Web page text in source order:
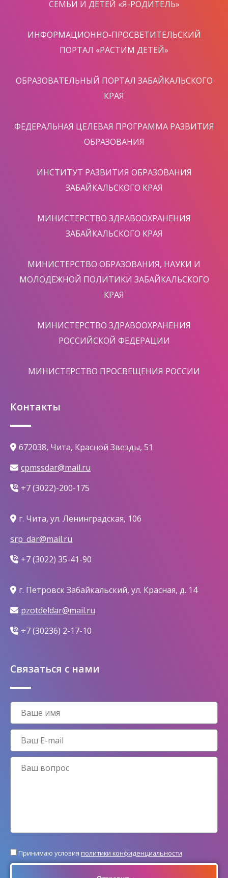
СЕМЬИ И ДЕТЕЙ «Я-РОДИТЕЛЬ»
ИНФОРМАЦИОННО-ПРОСВЕТИТЕЛЬСКИЙ
ПОРТАЛ «РАСТИМ ДЕТЕЙ»
ОБРАЗОВАТЕЛЬНЫЙ ПОРТАЛ ЗАБАЙКАЛЬСКОГО
КРАЯ
ФЕДЕРАЛЬНАЯ ЦЕЛЕВАЯ ПРОГРАММА РАЗВИТИЯ
ОБРАЗОВАНИЯ
ИНСТИТУТ РАЗВИТИЯ ОБРАЗОВАНИЯ
ЗАБАЙКАЛЬСКОГО КРАЯ
МИНИСТЕРСТВО ЗДРАВООХРАНЕНИЯ
ЗАБАЙКАЛЬСКОГО КРАЯ
МИНИСТЕРСТВО ОБРАЗОВАНИЯ, НАУКИ И
МОЛОДЕЖНОЙ ПОЛИТИКИ ЗАБАЙКАЛЬСКОГО
КРАЯ
МИНИСТЕРСТВО ЗДРАВООХРАНЕНИЯ
РОССИЙСКОЙ ФЕДЕРАЦИИ
МИНИСТЕРСТВО ПРОСВЕЩЕНИЯ РОССИИ
Контакты
672038, Чита, Красной Звезды, 51
cpmssdar@mail.ru
+7 (3022)-200-175
г. Чита, ул. Ленинградская, 106
srp_dar@mail.ru
+7 (3022) 35-41-90
г. Петровск Забайкальский, ул. Красная, д. 14
pzotdeldar@mail.ru
+7 (30236) 2-17-10
Связаться с нами
Принимаю условия политики конфиденциальности